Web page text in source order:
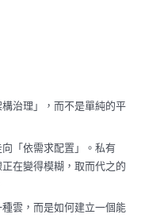
治理」，而不是單純的平
「依需求配置」。私有
在變得模糊，取而代之的
雲，而是如何建立一個能